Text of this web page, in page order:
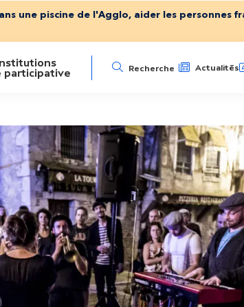
une piscine de l'Agglo, aider les personnes
participative
N
v
i
g
a
t
Recherche Actualités